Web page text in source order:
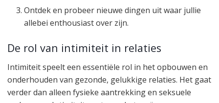
Ontdek en probeer nieuwe dingen uit waar jullie
allebei enthousiast over zijn.
De rol van intimiteit in relaties
Intimiteit speelt een essentiële rol in het opbouwen en
onderhouden van gezonde, gelukkige relaties. Het gaat
verder dan alleen fysieke aantrekking en seksuele